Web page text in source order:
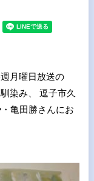
月曜日放送の
染み、 逗子市久
亀田勝さんにお